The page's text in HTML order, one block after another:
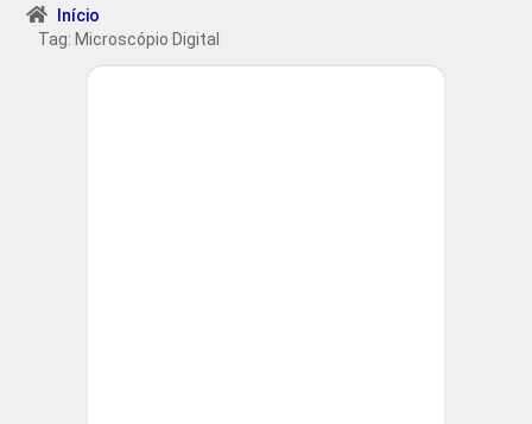
Início
Tag: Microscópio Digital